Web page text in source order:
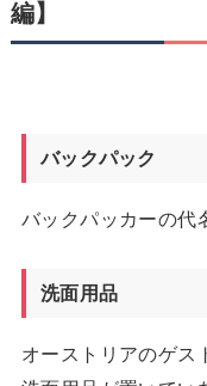
編】
バックパック
バックパッカーの代
洗面用品
オーストリアのゲス